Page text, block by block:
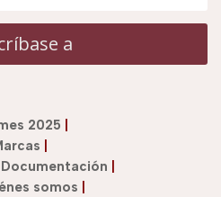
a
2025
Documentación
somos